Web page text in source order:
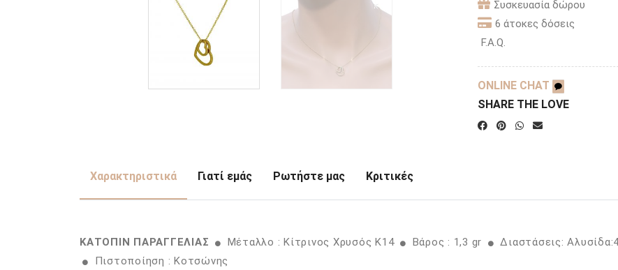
Συσκευασία δώρου
6 άτοκες δόσεις
F.A.Q.
ONLINE CHAT
SHARE THE LOVE
Χαρακτηριστικά Γιατί εμάς Ρωτήστε μας Κριτικές
ΚΑΤΟΠΙΝ ΠΑΡΑΓΓΕΛΙΑΣ Μέταλλο : Κίτρινος Χρυσός K14 Βάρος : 1,3 gr
Διαστάσεις:
Πιστοποίηση : Κοτσώνης